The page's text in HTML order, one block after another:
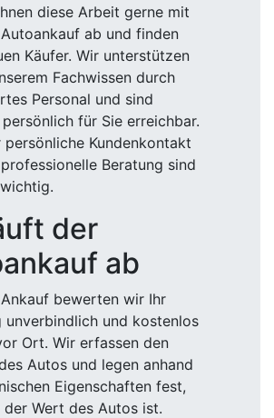
diese Arbeit gerne mit
ab und finden
Käufer. Wir unterstützen
Fachwissen durch
Personal und sind
für Sie erreichbar.
persönliche Kundenkontakt
Beratung sind
der
ab
bewerten wir Ihr
unverbindlich und kostenlos
Ort. Wir erfassen den
Autos und legen anhand
Eigenschaften fest,
Wert des Autos ist.